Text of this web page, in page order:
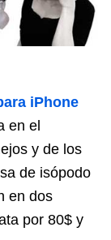
iPhone
en el
y de los
de isópodo
en dos
por 80$ y